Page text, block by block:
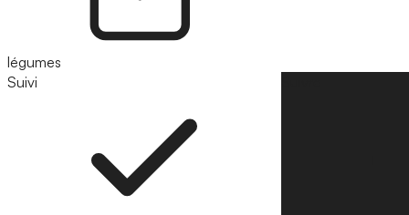
légumes
Suivi